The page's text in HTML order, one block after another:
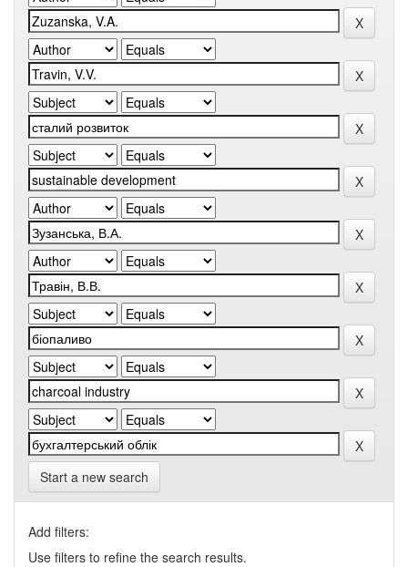
Start a new search
Add filters:
Use filters to refine the search results.